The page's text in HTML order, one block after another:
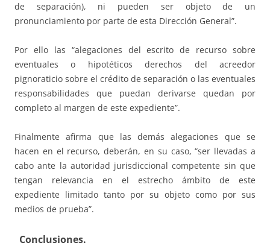
de separación), ni pueden ser objeto de un
pronunciamiento por parte de esta Dirección General”.
Por ello las “alegaciones del escrito de recurso sobre
eventuales o hipotéticos derechos del acreedor
pignoraticio sobre el crédito de separación o las eventuales
responsabilidades que puedan derivarse quedan por
completo al margen de este expediente”.
Finalmente afirma que las demás alegaciones que se
hacen en el recurso, deberán, en su caso, “ser llevadas a
cabo ante la autoridad jurisdiccional competente sin que
tengan relevancia en el estrecho ámbito de este
expediente limitado tanto por su objeto como por sus
medios de prueba”.
Conclusiones.